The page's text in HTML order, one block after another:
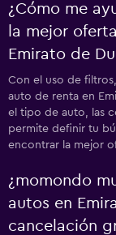
¿Cómo me
la mejor
Emirato de
Con el uso de
auto de renta en
el tipo de auto, las
permite definir tu
encontrar la mejor
¿momondo
autos en
cancelación